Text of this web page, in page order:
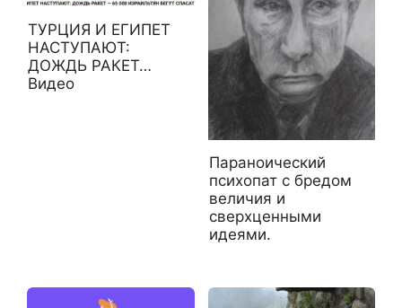
ТУРЦИЯ И ЕГИПЕТ
НАСТУПАЮТ:
ДОЖДЬ РАКЕТ…
Видео
Параноический
психопат с бредом
величия и
сверхценными
идеями.